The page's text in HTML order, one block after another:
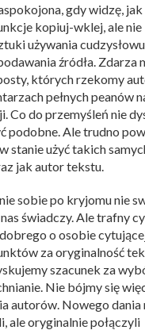
gdy widzę,
kopiuj-wklej, ale nie
używania
źródła. Zdarza
których rzekomy
pełnych peanów
Co do przemyśleń nie
podobne. Ale trudno
stanie użyć takich
jak autor tekstu.
sobie po kryjomu nie
nas świadczy. Ale trafny
o osobie
za oryginalność
szacunek za
Nie bójmy się
autorów. Nowego dania
ale oryginalnie połączyli